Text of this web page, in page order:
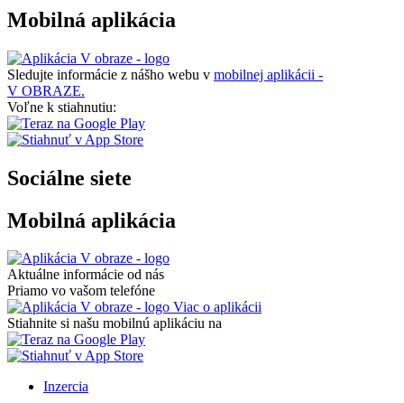
Mobilná aplikácia
Sledujte informácie z nášho webu v mobilnej aplikácii -
V OBRAZE.
Voľne k stiahnutiu:
Sociálne siete
Mobilná aplikácia
Aktuálne informácie od nás
Priamo vo vašom telefóne
Viac o aplikácii
Stiahnite si našu mobilnú aplikáciu na
Inzercia